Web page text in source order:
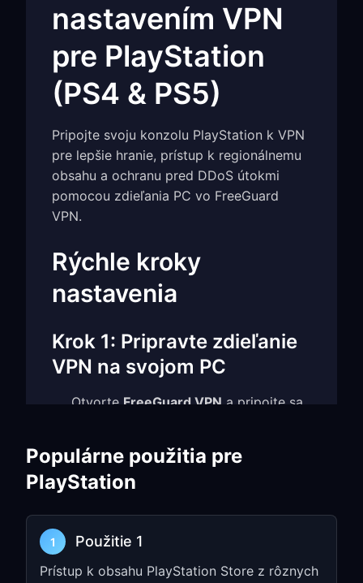
nastavením VPN
pre PlayStation
(PS4 & PS5)
Pripojte svoju konzolu PlayStation k VPN
pre lepšie hranie, prístup k regionálnemu
obsahu a ochranu pred DDoS útokmi
pomocou zdieľania PC vo FreeGuard
VPN.
Rýchle kroky
nastavenia
Krok 1: Pripravte zdieľanie
VPN na svojom PC
Otvorte FreeGuard VPN a pripojte sa
VSettingspovoľteTUN Mode
Allow LAN Access
(napr. 192.168.1.5:7890 )
Vyberte si servery blízko herných
serverov pre minimálnu latenciu
Populárne použitia pre
PlayStation
1 Použitie 1
Prístup k obsahu PlayStation Store z rôznych